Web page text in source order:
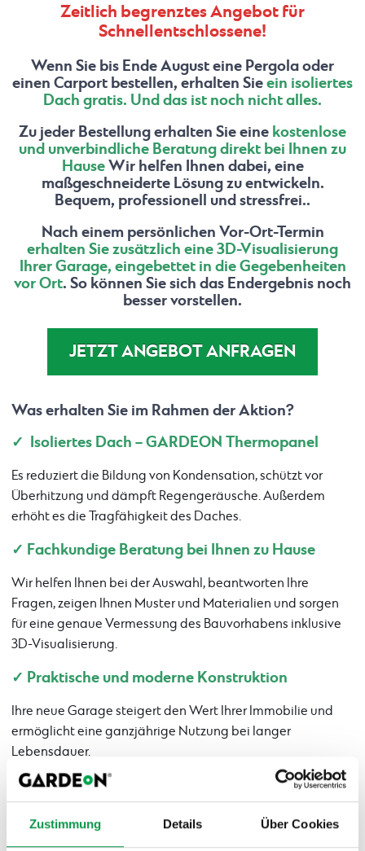
Zustimmung Details Über Cookies
Zeitlich begrenztes Angebot für
Schnellentschlossene!
Wenn Sie bis Ende August eine Pergola oder
einen Carport bestellen, erhalten Sieein isoliertes
Dach gratis. Und das ist noch nicht alles.
Zu jeder Bestellung erhalten Sie eine kostenlose
und unverbindliche Beratung direkt bei Ihnen zu
HauseWir helfen Ihnen dabei, eine
maßgeschneiderte Lösung zu entwickeln.
Bequem, professionell und stressfrei..
Nach einem persönlichen Vor-Ort-Termin
erhalten Sie zusätzlich eine 3D-Visualisierung
Ihrer Garage, eingebettet in die Gegebenheiten
vor Ort. So können Sie sich das Endergebnis noch
besser vorstellen.
JETZT ANGEBOT ANFRAGEN
Was erhalten Sie im Rahmen der Aktion?
✓ Isoliertes Dach – GARDEON Thermopanel
Es reduziert die Bildung von Kondensation, schützt vor
Überhitzung und dämpft Regengeräusche. Außerdem
erhöht es die Tragfähigkeit des Daches.
✓ Fachkundige Beratung bei Ihnen zu Hause
Wir helfen Ihnen bei der Auswahl, beantworten Ihre
Fragen, zeigen Ihnen Muster und Materialien und sorgen
für eine genaue Vermessung des Bauvorhabens inklusive
3D-Visualisierung.
✓ Praktische und moderne Konstruktion
Ihre neue Garage steigert den Wert Ihrer Immobilie und
ermöglicht eine ganzjährige Nutzung bei langer
Lebensdauer.
Warum ein Thermopanel-Dach wählen?
Hervorragende Wärmedämmeigenschaften